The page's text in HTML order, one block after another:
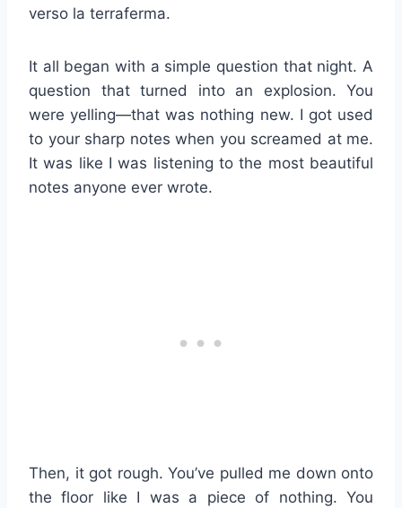
verso la terraferma.
It all began with a simple question that night. A
question that turned into an explosion. You
were yelling—that was nothing new. I got used
to your sharp notes when you screamed at me.
It was like I was listening to the most beautiful
notes anyone ever wrote.
Then, it got rough. You’ve pulled me down onto
the floor like I was a piece of nothing. You